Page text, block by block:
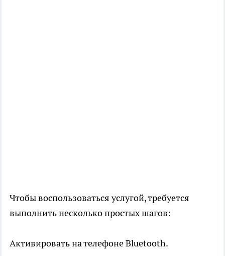
Чтобы воспользоваться услугой, требуется
выполнить несколько простых шагов:
Активировать на телефоне Bluetooth.